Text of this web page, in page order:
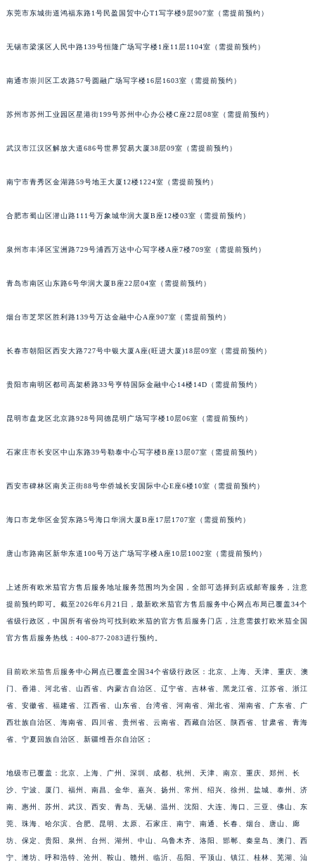
东莞市东城街道鸿福东路1号民盈国贸中心T1写字楼9层907室（需提前预约）
无锡市梁溪区人民中路139号恒隆广场写字楼1座11层1104室（需提前预约）
南通市崇川区工农路57号圆融广场写字楼16层1603室（需提前预约）
苏州市苏州工业园区星港街199号苏州中心办公楼C座22层08室（需提前预约）
武汉市江汉区解放大道686号世界贸易大厦38层09室（需提前预约）
南宁市青秀区金湖路59号地王大厦12楼1224室（需提前预约）
合肥市蜀山区潜山路111号万象城华润大厦B座12楼03室（需提前预约）
泉州市丰泽区宝洲路729号浦西万达中心写字楼A座7楼709室（需提前预约）
青岛市南区山东路6号华润大厦B座22层04室（需提前预约）
烟台市芝罘区胜利路139号万达金融中心A座907室（需提前预约）
长春市朝阳区西安大路727号中银大厦A座(旺进大厦)18层09室（需提前预约）
贵阳市南明区都司高架桥路33号亨特国际金融中心14楼14D（需提前预约）
昆明市盘龙区北京路928号同德昆明广场写字楼10层06室（需提前预约）
石家庄市长安区中山东路39号勒泰中心写字楼B座13层07室（需提前预约）
西安市碑林区南关正街88号华侨城长安国际中心E座6楼10室（需提前预约）
海口市龙华区金贸东路5号海口华润大厦B座17层1707室（需提前预约）
唐山市路南区新华东道100号万达广场写字楼A座10层1002室（需提前预约）
上述所有欧米茄官方售后服务地址服务范围均为全国，全部可选择到店或邮寄服务，注意
提前预约即可。截至2026年6月21日，最新欧米茄官方售后服务中心网点布局已覆盖34个
省级行政区，中国所有省份均可找到欧米茄的官方售后服务门店，注意需拨打欧米茄全国
官方售后服务热线：400-877-2083进行预约。
目前欧米茄售后服务中心网点已覆盖全国34个省级行政区：北京、上海、天津、重庆、澳
门、香港、河北省、山西省、内蒙古自治区、辽宁省、吉林省、黑龙江省、江苏省、浙江
省、安徽省、福建省、江西省、山东省、台湾省、河南省、湖北省、湖南省、广东省、广
西壮族自治区、海南省、四川省、贵州省、云南省、西藏自治区、陕西省、甘肃省、青海
省、宁夏回族自治区、新疆维吾尔自治区；
地级市已覆盖：北京、上海、广州、深圳、成都、杭州、天津、南京、重庆、郑州、长
沙、宁波、厦门、福州、南昌、金华、嘉兴、扬州、常州、绍兴、徐州、盐城、泰州、济
南、惠州、苏州、武汉、西安、青岛、无锡、温州、沈阳、大连、海口、三亚、佛山、东
莞、珠海、哈尔滨、合肥、昆明、太原、石家庄、南宁、南通、长春、烟台、唐山、廊
坊、保定、贵阳、泉州、台州、湖州、中山、乌鲁木齐、洛阳、邯郸、秦皇岛、澳门、西
宁、潍坊、呼和浩特、沧州、鞍山、赣州、临沂、岳阳、平顶山、镇江、桂林、芜湖、汕